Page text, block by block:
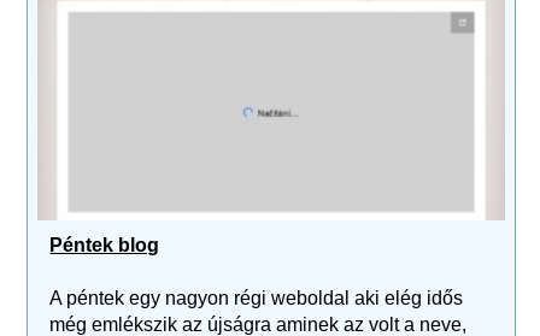
Péntek blog
A péntek egy nagyon régi weboldal aki elég idős
még emlékszik az újságra aminek az volt a neve,